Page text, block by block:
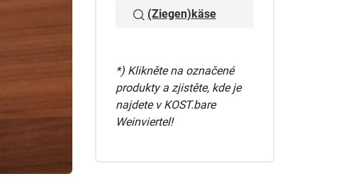
(Ziegen)käse
*) Klikněte na označené
produkty a zjistěte, kde je
najdete v KOST.bare
Weinviertel!